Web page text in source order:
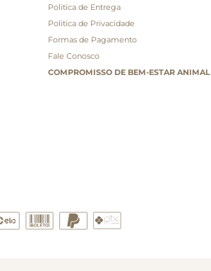
Politica de Entrega
Politica de Privacidade
Formas de Pagamento
Fale Conosco
COMPROMISSO DE BEM-ESTAR ANIMAL